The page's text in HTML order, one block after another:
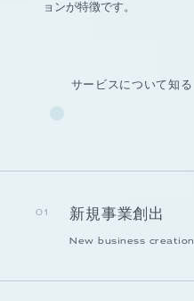
ョンが特徴です。
サービスについて知る
01 新規事業創出
New business creation